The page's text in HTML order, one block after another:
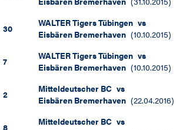
30 WALTER Tigers Tübingen vs
Eisbären Bremerhaven (10.10.2015)
7 WALTER Tigers Tübingen vs
Eisbären Bremerhaven (10.10.2015)
2 Mitteldeutscher BC vs
Eisbären Bremerhaven (22.04.2016)
8 Mitteldeutscher BC vs